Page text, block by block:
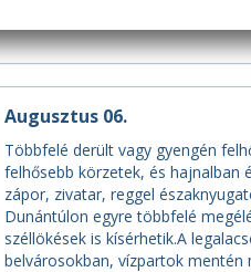
Augusztus 06.
Többfelé derült vagy gyengén
felhősebb körzetek, és hajnalban
zápor, zivatar, reggel
Dunántúlon egyre többfelé
széllökések is kísérhetik.A
belvárosokban, vízpartok mentén